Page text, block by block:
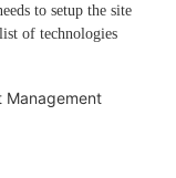
to setup the site
of technologies
Management